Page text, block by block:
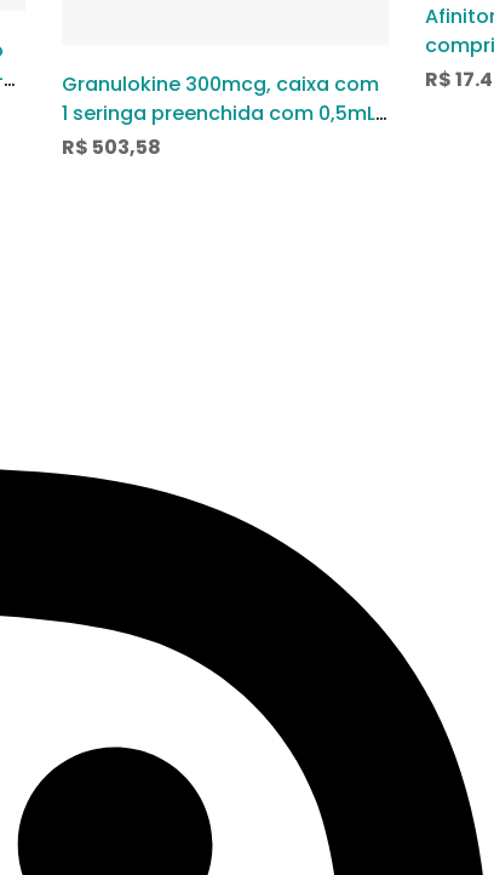
Granulokine 300mcg, caixa com
1 seringa preenchida com 0,5mL
de solução de uso subcutâneo
R$ 503,58
R$